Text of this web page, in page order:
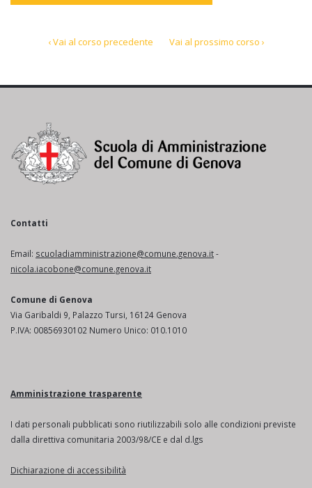
‹ Vai al corso precedente Vai al prossimo corso ›
Contatti
Email: scuoladiamministrazione@comune.genova.it-
nicola.iacobone@comune.genova.it
Comune di Genova
Via Garibaldi 9, Palazzo Tursi, 16124 Genova
P.IVA: 00856930102 Numero Unico: 010.1010
Amministrazione trasparente
I dati personali pubblicati sono riutilizzabili solo alle condizioni previste
dalla direttiva comunitaria 2003/98/CE e dal d.lgs
Dichiarazione di accessibilità